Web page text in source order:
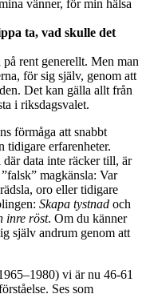
vänner, för min hälsa
ta, vad skulle det
rent generellt. Men man
för sig själv, genom att
Det kan gälla allt från
i riksdagsvalet.
förmåga att snabbt
tidigare erfarenheter.
data inte räcker till, är
magkänsla: Var
oro eller tidigare
Skapa tystnad och
inre röst. Om du känner
själv andrum genom att
vi är nu 46-61
Ses som